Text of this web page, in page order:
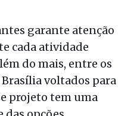
garante atenção
cada atividade
do mais, entre os
voltados para
projeto tem uma